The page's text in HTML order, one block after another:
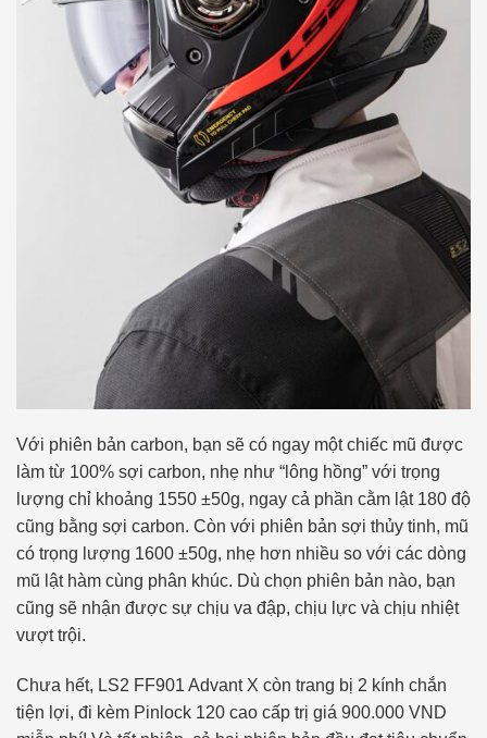
Với phiên bản carbon, bạn sẽ có ngay một chiếc mũ được
làm từ 100% sợi carbon, nhẹ như “lông hồng” với trọng
lượng chỉ khoảng 1550 ±50g, ngay cả phần cằm lật 180 độ
cũng bằng sợi carbon. Còn với phiên bản sợi thủy tinh, mũ
có trọng lượng 1600 ±50g, nhẹ hơn nhiều so với các dòng
mũ lật hàm cùng phân khúc. Dù chọn phiên bản nào, bạn
cũng sẽ nhận được sự chịu va đập, chịu lực và chịu nhiệt
vượt trội.
Chưa hết, LS2 FF901 Advant X còn trang bị 2 kính chắn
tiện lợi, đi kèm Pinlock 120 cao cấp trị giá 900.000 VND